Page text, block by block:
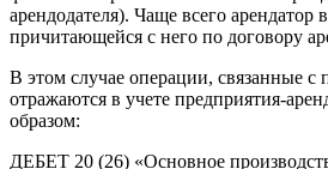
арендодателя). Чаще всего арендатор
причитающейся с него по договору
В этом случае операции, связанные с
отражаются в учете предприятия-
образом:
ДЕБЕТ 20 (26) «Основное